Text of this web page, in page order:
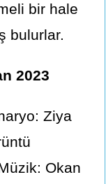
bir hale
bulurlar.
2023
Ziya
Okan